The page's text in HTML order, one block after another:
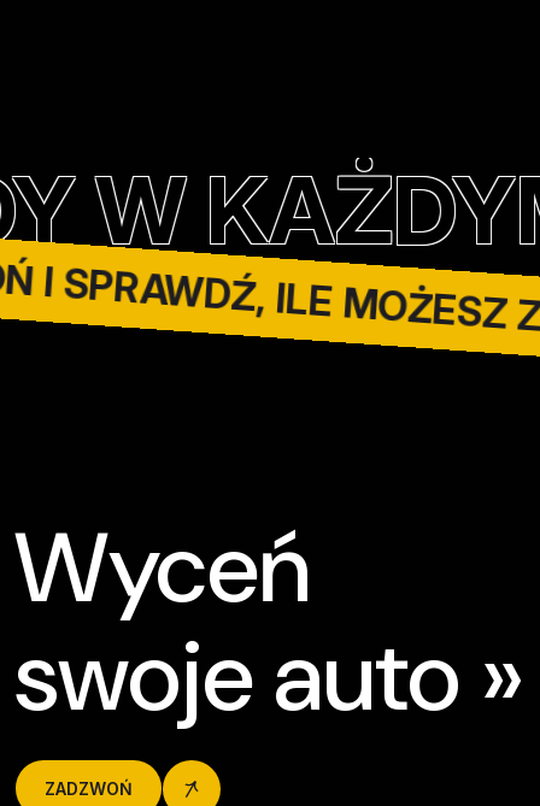
I SPRAWDŹ, ILE
Wyceń
swoje auto »
ZADZWOŃ